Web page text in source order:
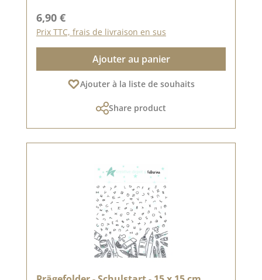
Prix régulier :
6,90 €
Prix TTC, frais de livraison en sus
Ajouter au panier
Ajouter à la liste de souhaits
Share product